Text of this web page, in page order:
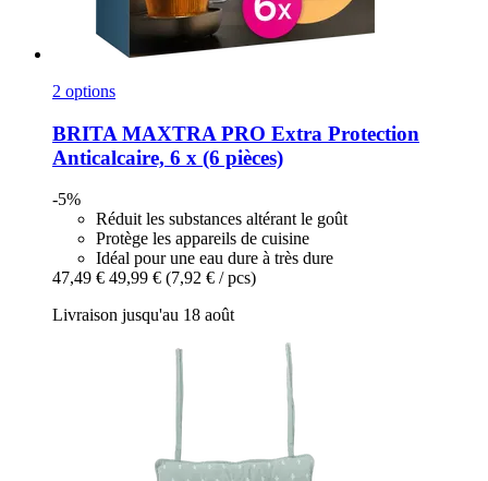
2 options
BRITA MAXTRA PRO Extra Protection
Anticalcaire, 6 x (6 pièces)
-5%
Réduit les substances altérant le goût
Protège les appareils de cuisine
Idéal pour une eau dure à très dure
47,49 € 49,99 € (7,92 € / pcs)
Livraison jusqu'au 18 août